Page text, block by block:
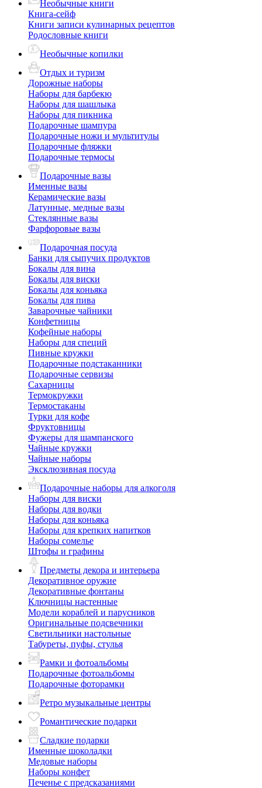
Необычные книги
Книга-сейф
Книги записи кулинарных рецептов
Родословные книги
Необычные копилки
Отдых и туризм
Дорожные наборы
Наборы для барбекю
Наборы для шашлыка
Наборы для пикника
Подарочные шампура
Подарочные ножи и мультитулы
Подарочные фляжки
Подарочные термосы
Подарочные вазы
Именные вазы
Керамические вазы
Латунные, медные вазы
Стеклянные вазы
Фарфоровые вазы
Подарочная посуда
Банки для сыпучих продуктов
Бокалы для вина
Бокалы для виски
Бокалы для коньяка
Бокалы для пива
Заварочные чайники
Конфетницы
Кофейные наборы
Наборы для специй
Пивные кружки
Подарочные подстаканники
Подарочные сервизы
Сахарницы
Термокружки
Термостаканы
Турки для кофе
Фруктовницы
Фужеры для шампанского
Чайные кружки
Чайные наборы
Эксклюзивная посуда
Подарочные наборы для алкоголя
Наборы для виски
Наборы для водки
Наборы для коньяка
Наборы для крепких напитков
Наборы сомелье
Штофы и графины
Предметы декора и интерьера
Декоративное оружие
Декоративные фонтаны
Ключницы настенные
Модели кораблей и парусников
Оригинальные подсвечники
Светильники настольные
Табуреты, пуфы, стулья
Рамки и фотоальбомы
Подарочные фотоальбомы
Подарочные фоторамки
Ретро музыкальные центры
Романтические подарки
Сладкие подарки
Именные шоколадки
Медовые наборы
Наборы конфет
Печенье с предсказаниями